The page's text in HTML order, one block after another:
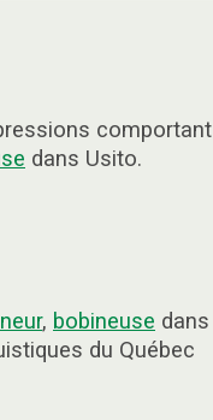
dans Usito.
, bobineuse
du Québec